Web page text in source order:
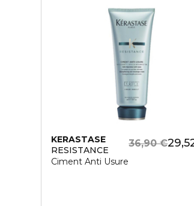
KERASTASE
RESISTANCE
Ciment Anti Usure
36,90 €